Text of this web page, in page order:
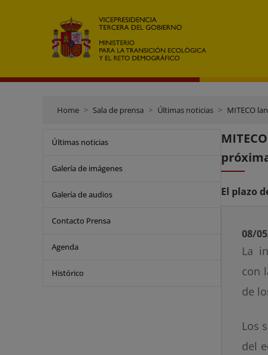
Home Sala de prensa Últimas noticias MITECO
Últimas noticias
Galería de imágenes
Galería de audios
Contacto Prensa
Agenda
Histórico
El plazo
08/
La
con
de
Los
del